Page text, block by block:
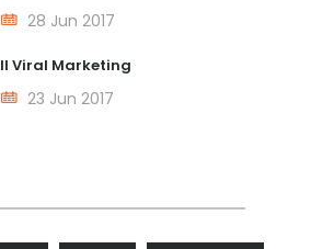
28 Jun 2017
Il Viral Marketing
23 Jun 2017